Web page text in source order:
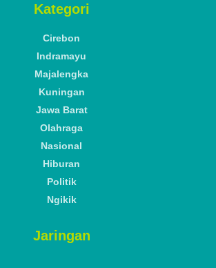
Kategori
Cirebon
Indramayu
Majalengka
Kuningan
Jawa Barat
Olahraga
Nasional
Hiburan
Politik
Ngikik
Jaringan